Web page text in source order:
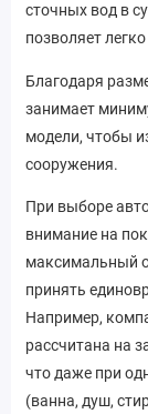
сточных вод в
позволяет
Благодаря
занимает
модели, чтобы
сооружения.
При выборе
внимание на
максимальный
принять
Например,
рассчитана на
что даже при
(ванна, душ,